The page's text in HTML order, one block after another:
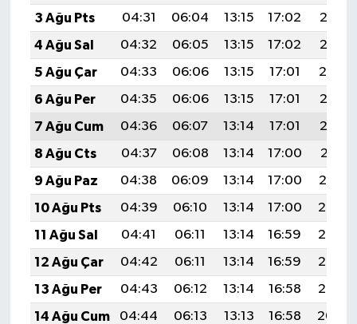
3 Ağu Pts
04:31 06:04 13:15 17:02
20:16
4 Ağu Sal
04:32 06:05 13:15 17:02
20:15
5 Ağu Çar
04:33 06:06 13:15 17:01
20:14
6 Ağu Per
04:35 06:06 13:15 17:01
20:13
7 Ağu Cum
04:36 06:07 13:14 17:01
20:12
8 Ağu Cts
04:37 06:08 13:14 17:00
20:11
9 Ağu Paz
04:38 06:09 13:14 17:00
20:10
10 Ağu Pts
04:39 06:10 13:14 17:00
20:08
11 Ağu Sal
04:41 06:11 13:14 16:59
20:07
12 Ağu Çar
04:42 06:11 13:14 16:59
20:06
13 Ağu Per
04:43 06:12 13:14 16:58
20:05
14 Ağu Cum
04:44 06:13 13:13 16:58
20:04